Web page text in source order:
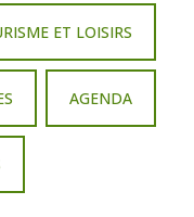
ET LOISIRS
AGENDA